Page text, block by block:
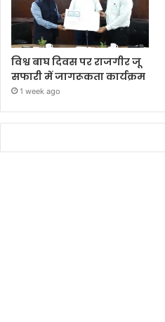
विश्व बाघ दिवस पर राजगीर जू
सफारी में जागरूकता कार्यक्रम
1 week ago